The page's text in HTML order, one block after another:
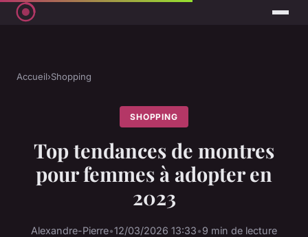
Accueil›Shopping
SHOPPING
Top tendances de montres
pour femmes à adopter en
2023
Alexandre-Pierre•12/03/2026 13:33•9 min de lecture